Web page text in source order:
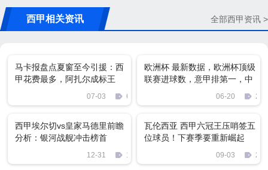
西甲相关资讯 全部西甲资讯 >
马卡报盘点夏窗至今引援：西
甲花费最多，阿扎尔成标王
07-03 64
欧洲杯 最新数据，欧洲杯顶级
联赛进球数，意甲排第一，中
06-20 280
西甲埃尔切vs皇家马德里前瞻
分析：银河战舰冲击榜首
12-31 1705
瓦伦西亚 西甲六冠王压哨签五
位球员！下赛季要重新崛起
09-03